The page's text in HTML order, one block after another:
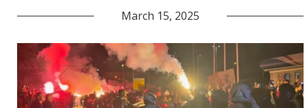
March 15, 2025